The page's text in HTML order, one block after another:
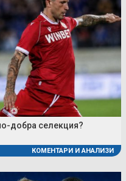
добра селекция?
КОМЕНТАРИ И АНАЛИЗИ